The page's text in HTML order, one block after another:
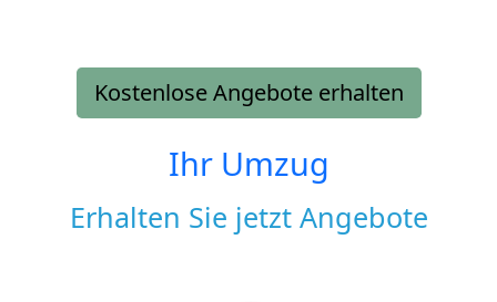
Kostenlose Angebote erhalten
Ihr Umzug
Erhalten Sie jetzt Angebote